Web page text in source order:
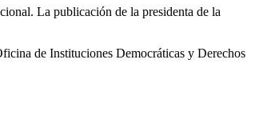
La publicación de la presidenta de la
de Instituciones Democráticas y Derechos